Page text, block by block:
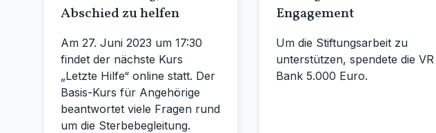
Abschied zu helfen
Am 27. Juni 2023 um 17:30
findet der nächste Kurs
„Letzte Hilfe“ online statt. Der
Basis-Kurs für Angehörige
beantwortet viele Fragen rund
um die Sterbebegleitung.
Engagement
Um die Stiftungsarbeit zu
unterstützen, spendete die VR
Bank 5.000 Euro.